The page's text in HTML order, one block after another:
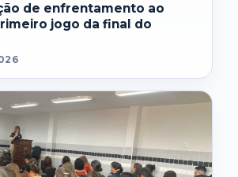
de enfrentamento ao
jogo da final do